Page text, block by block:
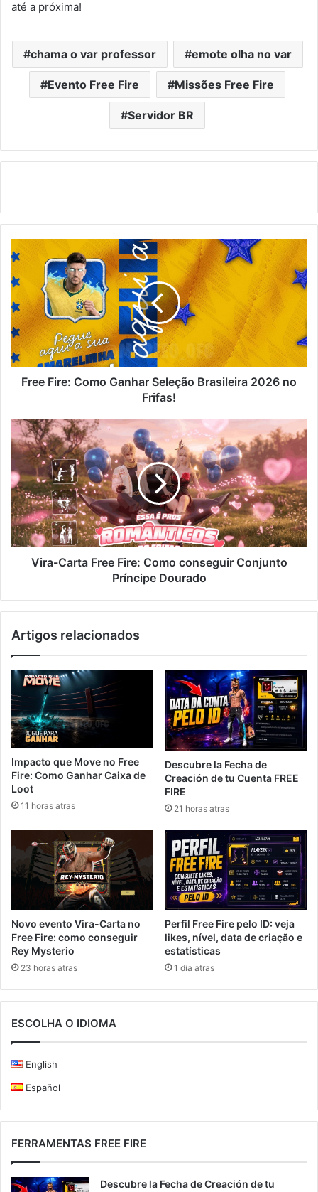
até a próxima!
chama o var professor emote olha no var
Evento Free Fire Missões Free Fire
Servidor BR
Fire:
Como
Ganhar
Seleção
Brasileira
2026
no
Frifas!
Free Fire: Como Ganhar Seleção Brasileira 2026 no
Frifas!
Vira-
Carta
Free
Fire:
Como
conseguir
Conjunto
Príncipe
Dourado
Vira-Carta Free Fire: Como conseguir Conjunto
Príncipe Dourado
Artigos relacionados
Impacto que Move no Free
Fire: Como Ganhar Caixa de
Loot
11 horas atras
Descubre la Fecha de
Creación de tu Cuenta FREE
FIRE
21 horas atras
Novo evento Vira-Carta no
Free Fire: como conseguir
Rey Mysterio
23 horas atras
Perfil Free Fire pelo ID: veja
likes, nível, data de criação e
estatísticas
1 dia atras
ESCOLHA O IDIOMA
English
Español
FERRAMENTAS FREE FIRE
Descubre la Fecha de Creación de tu